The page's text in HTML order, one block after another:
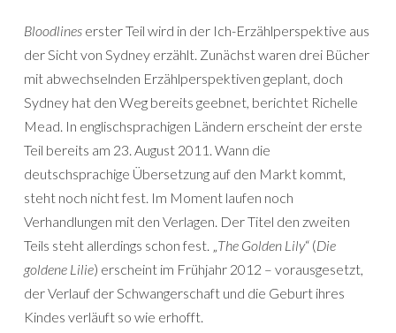
Bloodlines erster Teil wird in der Ich-Erzählperspektive aus
der Sicht von Sydney erzählt. Zunächst waren drei Bücher
mit abwechselnden Erzählperspektiven geplant, doch
Sydney hat den Weg bereits geebnet, berichtet Richelle
Mead. In englischsprachigen Ländern erscheint der erste
Teil bereits am 23. August 2011. Wann die
deutschsprachige Übersetzung auf den Markt kommt,
steht noch nicht fest. Im Moment laufen noch
Verhandlungen mit den Verlagen. Der Titel den zweiten
Teils steht allerdings schon fest. „The Golden Lily“ (Die
goldene Lilie) erscheint im Frühjahr 2012 – vorausgesetzt,
der Verlauf der Schwangerschaft und die Geburt ihres
Kindes verläuft so wie erhofft.